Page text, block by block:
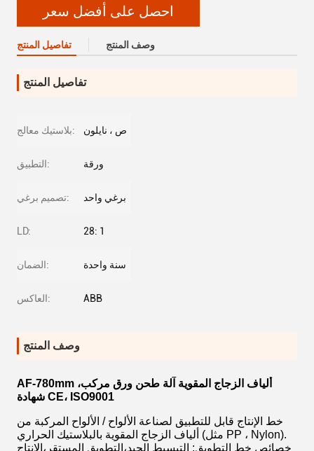
احصل على أفضل سعر
تفاصيل المنتج وصف المنتج
تفاصيل المنتج
بلاستيك معالج: ص ، نايلون
التطبيق: ورقة
تصميم برغي: برغي واحد
LD: 28: 1
الضمان: سنة واحدة
العاكس: ABB
وصف المنتج
AF-780mm ألياف الزجاج المقوية آلة طحن ورق مركب،
شهادة CE، ISO9001
خط الإنتاج قابل للتطبيق لصناعة الألواح / الألواح المركبة من
ألياف الزجاج المقوية بالبلاستيك الحراري (مثل PP ، Nylon).
خصائص خط التطويق: التبسيط الجيد،التطويق المستقر،الإنتاج